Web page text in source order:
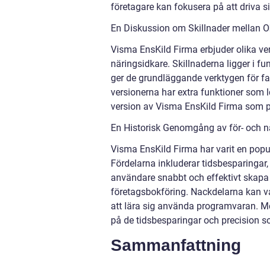
företagare kan fokusera på att driva
En Diskussion om Skillnader mellan
Visma EnsKild Firma erbjuder olika
näringsidkare. Skillnaderna ligger i
ger de grundläggande verktygen för
versionerna har extra funktioner som
version av Visma EnsKild Firma som
En Historisk Genomgång av för- och
Visma EnsKild Firma har varit en
Fördelarna inkluderar
användare snabbt och effektivt
företagsbokföring. Nackdelarna kan
att lära sig använda programvaran.
på de tidsbesparingar och precision
Sammanfattning